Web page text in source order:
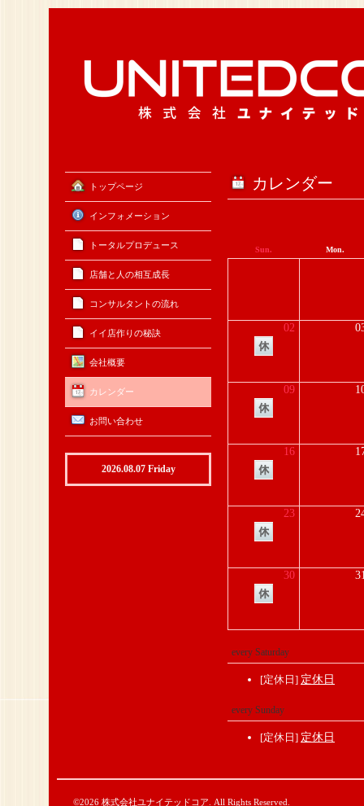
カレンダー
Sun. Mon.
02
09
16
23
30
every Saturday
[定休日] 定休日
every Sunday
[定休日] 定休日
トップページ
インフォメーション
トータルプロデュース
店舗と人の相互成長
コンサルタントの流れ
イイ店作りの秘訣
会社概要
カレンダー
お問い合わせ
2026.08.07 Friday
©2026 株式会社ユナイテッドコア . All Rights Reserved.